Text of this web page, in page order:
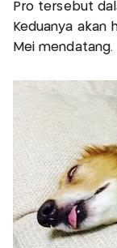
Pro tersebut
Keduanya akan
Mei mendatang.